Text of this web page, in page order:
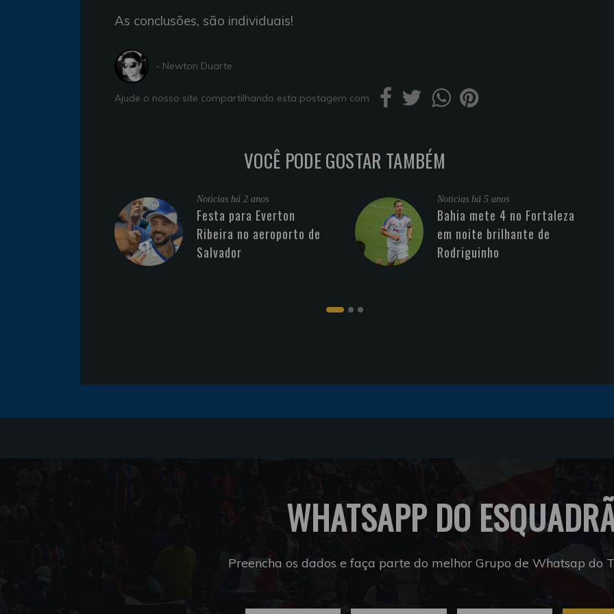
As conclusões, são individuais!
- Newton Duarte
Ajude o nosso site compartilhando esta postagem com
VOCÊ PODE GOSTAR TAMBÉM
Noticias há 2 anos
Festa para Everton
Ribeira no aeroporto de
Salvador
Noticias há 5 anos
Bahia mete 4 no Fortaleza
em noite brilhante de
Rodriguinho
WHATSAPP DO
Preencha os dados e faça parte do melhor Grupo de Whatsap do